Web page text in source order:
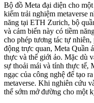
Bộ đồ Meta đại diện cho
kiếm trải nghiệm metaverse
năng tại ETH Zurich, bộ
và cảm biến này có tiềm
cho phép tương tác tự
động trực quan, Meta Quần
thực và thế giới ảo. Mặc dù
sự thoải mái và tính thực tế,
ngạc của công nghệ để tạo
metaverse. Khi nghiên cứu
thể sớm mở đường cho một